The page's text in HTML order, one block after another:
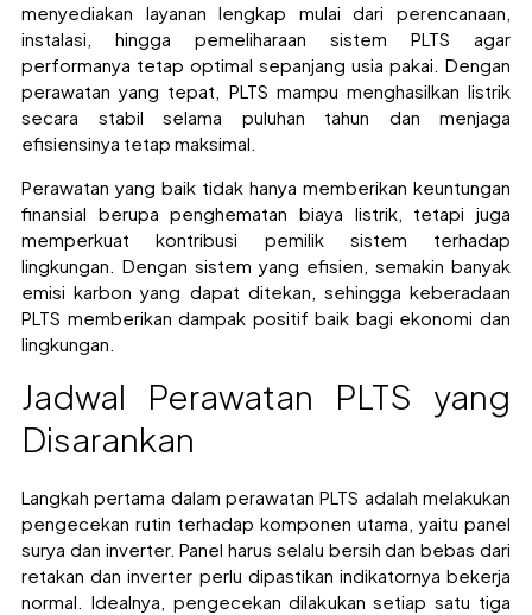
menyediakan layanan lengkap mulai dari perencanaan,
instalasi, hingga pemeliharaan sistem PLTS agar
performanya tetap optimal sepanjang usia pakai. Dengan
perawatan yang tepat, PLTS mampu menghasilkan listrik
secara stabil selama puluhan tahun dan menjaga
efisiensinya tetap maksimal.
Perawatan yang baik tidak hanya memberikan keuntungan
finansial berupa penghematan biaya listrik, tetapi juga
memperkuat kontribusi pemilik sistem terhadap
lingkungan. Dengan sistem yang efisien, semakin banyak
emisi karbon yang dapat ditekan, sehingga keberadaan
PLTS memberikan dampak positif baik bagi ekonomi dan
lingkungan.
Jadwal Perawatan PLTS yang
Disarankan
Langkah pertama dalam perawatan PLTS adalah melakukan
pengecekan rutin terhadap komponen utama, yaitu panel
surya dan inverter. Panel harus selalu bersih dan bebas dari
retakan dan inverter perlu dipastikan indikatornya bekerja
normal. Idealnya, pengecekan dilakukan setiap satu tiga